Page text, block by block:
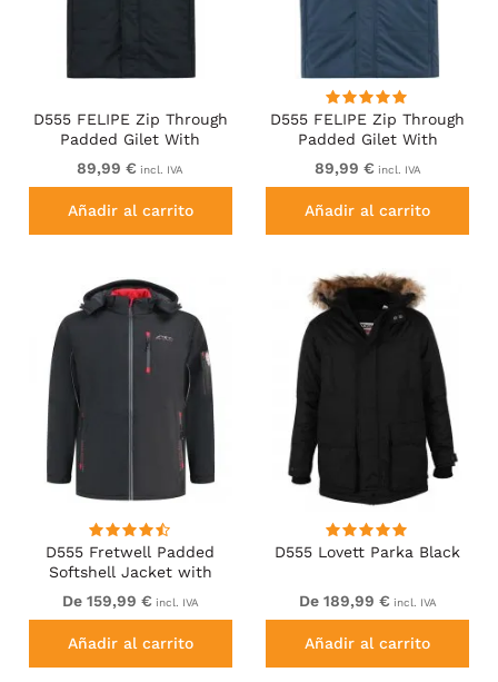
D555 FELIPE Zip Through
Padded Gilet With
Contrast Colour Lining
And Rubber Badge Black
89,99 € incl. IVA
Añadir al carrito
D555 FELIPE Zip Through
Padded Gilet With
Contrast Colour Lining
And Rubber Badge Navy
89,99 € incl. IVA
Añadir al carrito
D555 Fretwell Padded
Softshell Jacket with
Detachable Hood Black
De 159,99 € incl. IVA
Añadir al carrito
D555 Lovett Parka Black
De 189,99 € incl. IVA
Añadir al carrito